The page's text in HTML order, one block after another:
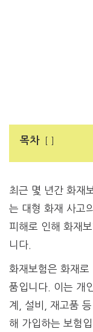
목차
최근 몇 년간 화재
는 대형 화재 사고
피해로 인해 화재
니다.
화재보험은 화재
품입니다. 이는 개
계, 설비, 재고품
해 가입하는 보험입